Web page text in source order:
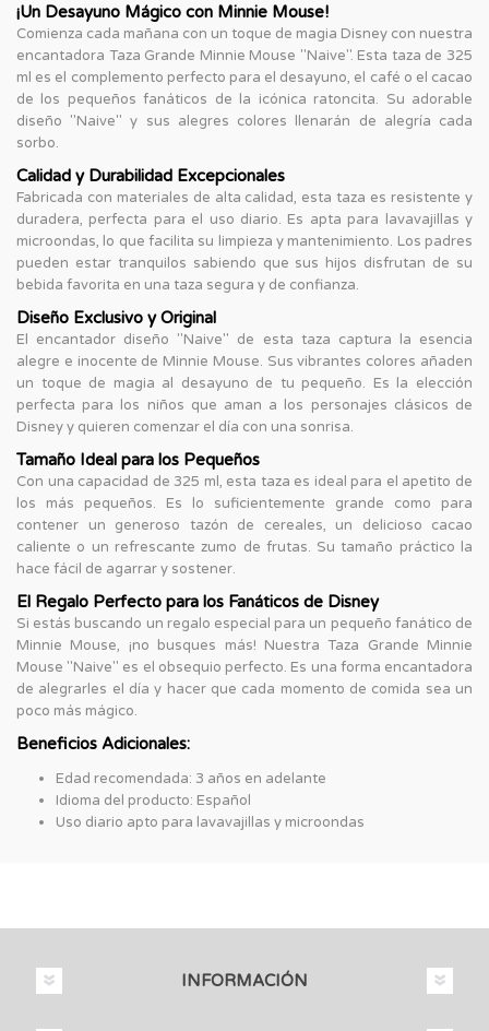
¡Un Desayuno Mágico con Minnie Mouse!
Comienza cada mañana con un toque de magia Disney con nuestra
encantadora Taza Grande Minnie Mouse "Naive". Esta taza de 325
ml es el complemento perfecto para el desayuno, el café o el cacao
de los pequeños fanáticos de la icónica ratoncita. Su adorable
diseño "Naive" y sus alegres colores llenarán de alegría cada
sorbo.
Calidad y Durabilidad Excepcionales
Fabricada con materiales de alta calidad, esta taza es resistente y
duradera, perfecta para el uso diario. Es apta para lavavajillas y
microondas, lo que facilita su limpieza y mantenimiento. Los padres
pueden estar tranquilos sabiendo que sus hijos disfrutan de su
bebida favorita en una taza segura y de confianza.
Diseño Exclusivo y Original
El encantador diseño "Naive" de esta taza captura la esencia
alegre e inocente de Minnie Mouse. Sus vibrantes colores añaden
un toque de magia al desayuno de tu pequeño. Es la elección
perfecta para los niños que aman a los personajes clásicos de
Disney y quieren comenzar el día con una sonrisa.
Tamaño Ideal para los Pequeños
Con una capacidad de 325 ml, esta taza es ideal para el apetito de
los más pequeños. Es lo suficientemente grande como para
contener un generoso tazón de cereales, un delicioso cacao
caliente o un refrescante zumo de frutas. Su tamaño práctico la
hace fácil de agarrar y sostener.
El Regalo Perfecto para los Fanáticos de Disney
Si estás buscando un regalo especial para un pequeño fanático de
Minnie Mouse, ¡no busques más! Nuestra Taza Grande Minnie
Mouse "Naive" es el obsequio perfecto. Es una forma encantadora
de alegrarles el día y hacer que cada momento de comida sea un
poco más mágico.
Beneficios Adicionales:
Edad recomendada: 3 años en adelante
Idioma del producto: Español
Uso diario apto para lavavajillas y microondas
INFORMACIÓN